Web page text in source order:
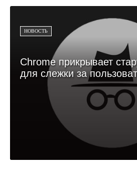
НОВОСТЬ
Chrome прикрывает
для слежки за